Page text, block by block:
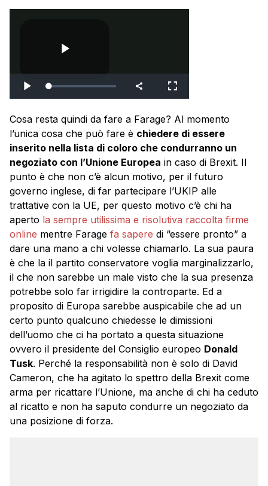
Cosa resta quindi da fare a Farage? Al momento
l’unica cosa che può fare è chiedere di essere
inserito nella lista di coloro che condurranno un
negoziato con l’Unione Europea in caso di Brexit. Il
punto è che non c’è alcun motivo, per il futuro
governo inglese, di far partecipare l’UKIP alle
trattative con la UE, per questo motivo c’è chi ha
aperto la sempre utilissima e risolutiva raccolta firme
online mentre Farage fa sapere di “essere pronto” a
dare una mano a chi volesse chiamarlo. La sua paura
è che la il partito conservatore voglia marginalizzarlo,
il che non sarebbe un male visto che la sua presenza
potrebbe solo far irrigidire la controparte. Ed a
proposito di Europa sarebbe auspicabile che ad un
certo punto qualcuno chiedesse le dimissioni
dell’uomo che ci ha portato a questa situazione
ovvero il presidente del Consiglio europeo Donald
Tusk. Perché la responsabilità non è solo di David
Cameron, che ha agitato lo spettro della Brexit come
arma per ricattare l’Unione, ma anche di chi ha ceduto
al ricatto e non ha saputo condurre un negoziato da
una posizione di forza.